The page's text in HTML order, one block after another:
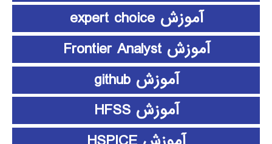
آموزش expert choice
آموزش Frontier Analyst
آموزش github
آموزش HFSS